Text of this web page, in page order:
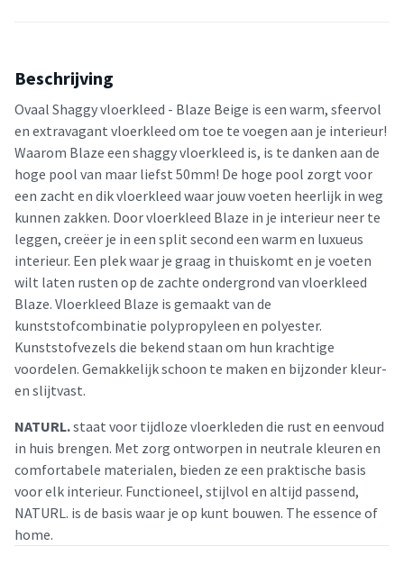
Beschrijving
Ovaal Shaggy vloerkleed - Blaze Beige is een warm, sfeervol
en extravagant vloerkleed om toe te voegen aan je interieur!
Waarom Blaze een shaggy vloerkleed is, is te danken aan de
hoge pool van maar liefst 50mm! De hoge pool zorgt voor
een zacht en dik vloerkleed waar jouw voeten heerlijk in weg
kunnen zakken. Door vloerkleed Blaze in je interieur neer te
leggen, creëer je in een split second een warm en luxueus
interieur. Een plek waar je graag in thuiskomt en je voeten
wilt laten rusten op de zachte ondergrond van vloerkleed
Blaze. Vloerkleed Blaze is gemaakt van de
kunststofcombinatie polypropyleen en polyester.
Kunststofvezels die bekend staan om hun krachtige
voordelen. Gemakkelijk schoon te maken en bijzonder kleur-
en slijtvast.
NATURL.staat voor tijdloze vloerkleden die rust en eenvoud
in huis brengen. Met zorg ontworpen in neutrale kleuren en
comfortabele materialen, bieden ze een praktische basis
voor elk interieur. Functioneel, stijlvol en altijd passend,
NATURL. is de basis waar je op kunt bouwen. The essence of
home.